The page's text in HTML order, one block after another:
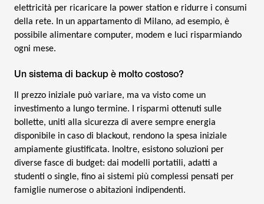
elettricità per ricaricare la power station e ridurre i consumi
della rete. In un appartamento di Milano, ad esempio, è
possibile alimentare computer, modem e luci risparmiando
ogni mese.
Un sistema di backup è molto costoso?
Il prezzo iniziale può variare, ma va visto come un
investimento a lungo termine. I risparmi ottenuti sulle
bollette, uniti alla sicurezza di avere sempre energia
disponibile in caso di blackout, rendono la spesa iniziale
ampiamente giustificata. Inoltre, esistono soluzioni per
diverse fasce di budget: dai modelli portatili, adatti a
studenti o single, fino ai sistemi più complessi pensati per
famiglie numerose o abitazioni indipendenti.